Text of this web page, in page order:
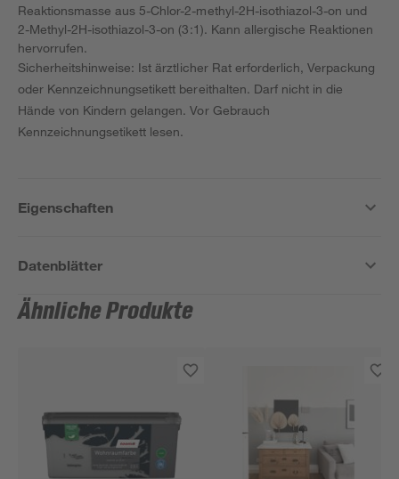
Reaktionsmasse aus 5-Chlor-2-methyl-2H-isothiazol-3-on und
2-Methyl-2H-isothiazol-3-on (3:1). Kann allergische Reaktionen
hervorrufen.
Sicherheitshinweise: Ist ärztlicher Rat erforderlich, Verpackung
oder Kennzeichnungsetikett bereithalten. Darf nicht in die
Hände von Kindern gelangen. Vor Gebrauch
Kennzeichnungsetikett lesen.
Eigenschaften
Datenblätter
Ähnliche Produkte